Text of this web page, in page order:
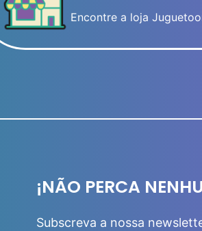
Encontre a loja
¡NÃO PERCA
Subscreva a nossa